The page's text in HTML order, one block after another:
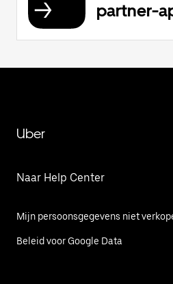
partner-
Uber
Naar Help Center
Mijn persoonsgegevens niet
Beleid voor Google Data